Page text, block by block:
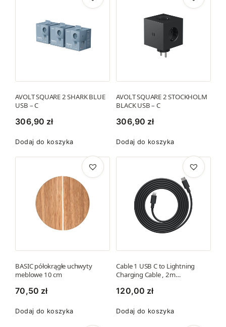
AVOLT SQUARE 2 SHARK BLUE
USB – C
306,90 zł
Dodaj do koszyka
AVOLT SQUARE 2 STOCKHOLM
BLACK USB – C
306,90 zł
Dodaj do koszyka
BASIC półokrągłe uchwyty
meblowe 10 cm
70,50 zł
Dodaj do koszyka
Cable 1 USB C to Lightning
Charging Cable , 2m…
120,00 zł
Dodaj do koszyka